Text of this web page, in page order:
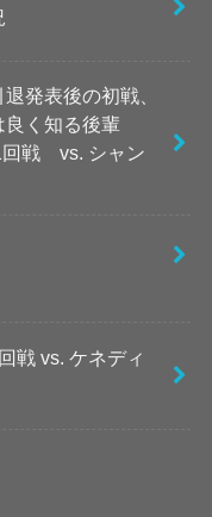
発表後の初戦、
く知る後輩
1回戦 vs. シャン
戦 vs. ケネディ